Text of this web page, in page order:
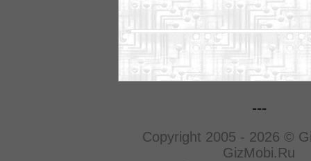
---
Copyright 2005 - 2026 ©
GizMobi.Ru